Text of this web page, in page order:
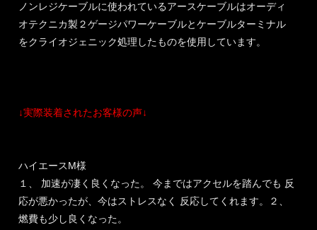
ノンレジケーブルに使われているアースケーブルはオーディ
オテクニカ製２ゲージパワーケーブルとケーブルターミナル
をクライオジェニック処理したものを使用しています。
↓実際装着されたお客様の声↓
ハイエースM様
１、 加速が凄く良くなった。 今まではアクセルを踏んでも 反
応が悪かったが、今はストレスなく 反応してくれます。２、
燃費も少し良くなった。